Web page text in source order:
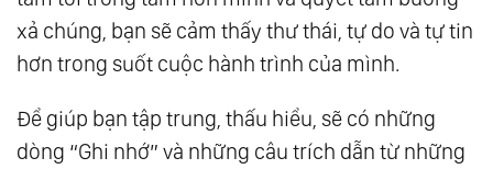
xả chúng, bạn sẽ cảm thấy thư thái, tự do và tự tin
hơn trong suốt cuộc hành trình của mình.
Ðể giúp bạn tập trung, thấu hiểu, sẽ có những
dòng “Ghi nhớ” và những câu trích dẫn từ những